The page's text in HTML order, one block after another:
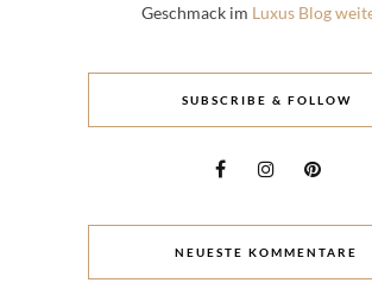
Geschmack im Luxus Blog
SUBSCRIBE & FOLLOW
NEUESTE KOMMENTARE